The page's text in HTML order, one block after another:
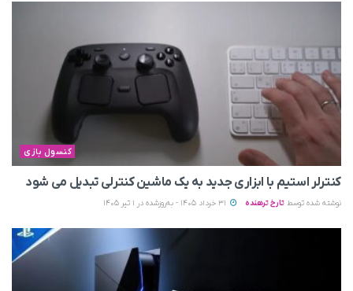
کنسول بازی
کنترلر استیم با ابزاری جدید به یک ماشین کنترلی تبدیل می شود
نوشته شده توسط تارخ ترهنده